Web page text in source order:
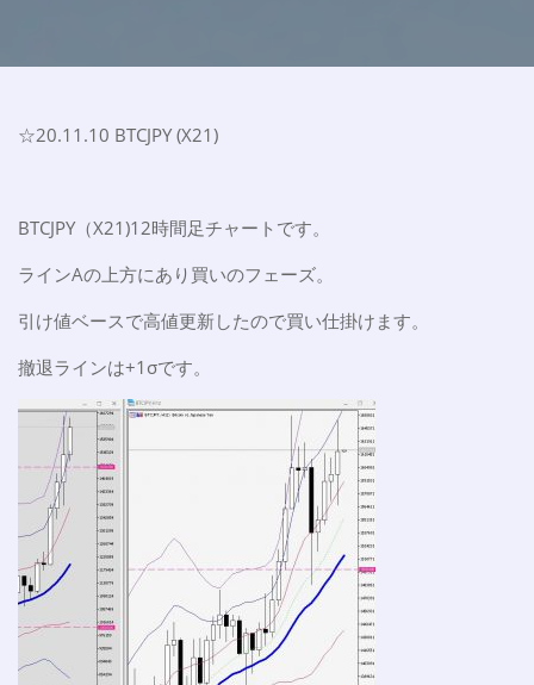
☆20.11.10 BTCJPY (X21)
BTCJPY（X21)12時間足チャートです。
ラインAの上方にあり買いのフェーズ。
引け値ベースで高値更新したので買い仕掛けます。
撤退ラインは+1σです。